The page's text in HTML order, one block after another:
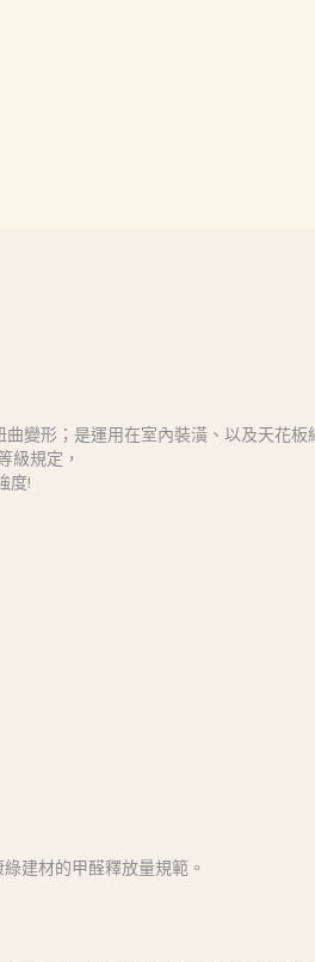
變形；是運用在室內裝潢、以及天花板
級規定，
度!
建材的甲醛釋放量規範。